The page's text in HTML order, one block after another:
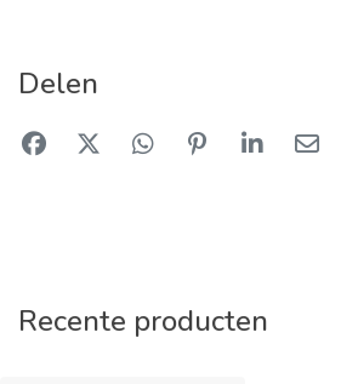
Delen
Recente producten